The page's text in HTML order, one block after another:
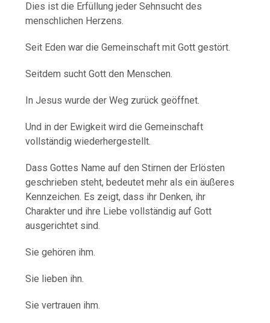
Dies ist die Erfüllung jeder Sehnsucht des
menschlichen Herzens.
Seit Eden war die Gemeinschaft mit Gott gestört.
Seitdem sucht Gott den Menschen.
In Jesus wurde der Weg zurück geöffnet.
Und in der Ewigkeit wird die Gemeinschaft
vollständig wiederhergestellt.
Dass Gottes Name auf den Stirnen der Erlösten
geschrieben steht, bedeutet mehr als ein äußeres
Kennzeichen. Es zeigt, dass ihr Denken, ihr
Charakter und ihre Liebe vollständig auf Gott
ausgerichtet sind.
Sie gehören ihm.
Sie lieben ihn.
Sie vertrauen ihm.